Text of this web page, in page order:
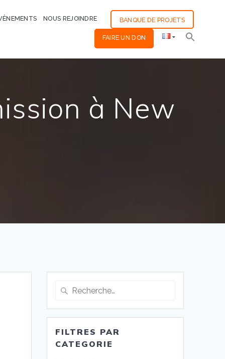
NOUS REJOINDRE BANQUE DE PROJETS
FAIRE UN DON
à New
FILTRES PAR
CATEGORIE